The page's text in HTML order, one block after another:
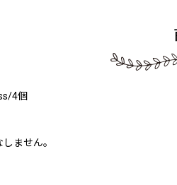
4個
ません。